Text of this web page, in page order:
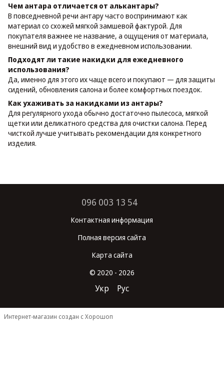
Чем антара отличается от алькантары?
В повседневной речи антару часто воспринимают как
материал со схожей мягкой замшевой фактурой. Для
покупателя важнее не название, а ощущения от материала,
внешний вид и удобство в ежедневном использовании.
Подходят ли такие накидки для ежедневного
использования?
Да, именно для этого их чаще всего и покупают — для защиты
сидений, обновления салона и более комфортных поездок.
Как ухаживать за накидками из антары?
Для регулярного ухода обычно достаточно пылесоса, мягкой
щетки или деликатного средства для очистки салона. Перед
чисткой лучше учитывать рекомендации для конкретного
изделия.
096 003 13 54
Контактная информация
Полная версия сайта
Карта сайта
© 2020 - 2026
Укр Рус
Интернет-магазин создан с Хорошоп